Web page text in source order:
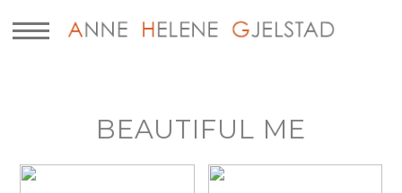
BEAUTIFUL ME